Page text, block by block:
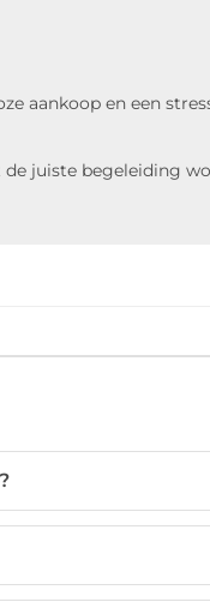
aankoop en een
de juiste begeleiding